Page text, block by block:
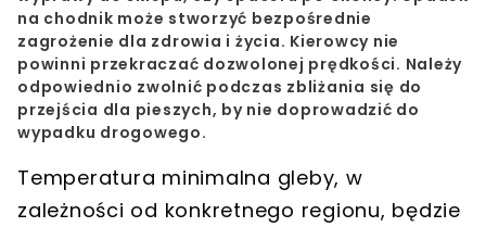
na chodnik może stworzyć bezpośrednie
zagrożenie dla zdrowia i życia. Kierowcy nie
powinni przekraczać dozwolonej prędkości. Należy
odpowiednio zwolnić podczas zbliżania się do
przejścia dla pieszych, by nie doprowadzić do
wypadku drogowego.
Temperatura minimalna gleby, w
zależności od konkretnego regionu, będzie